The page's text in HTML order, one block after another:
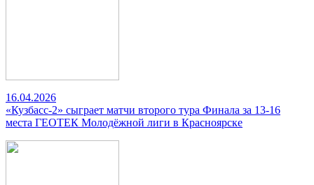
16.04.2026
«Кузбасс-2» сыграет матчи второго тура Финала за 13-16
места ГЕОТЕК Молодёжной лиги в Красноярске